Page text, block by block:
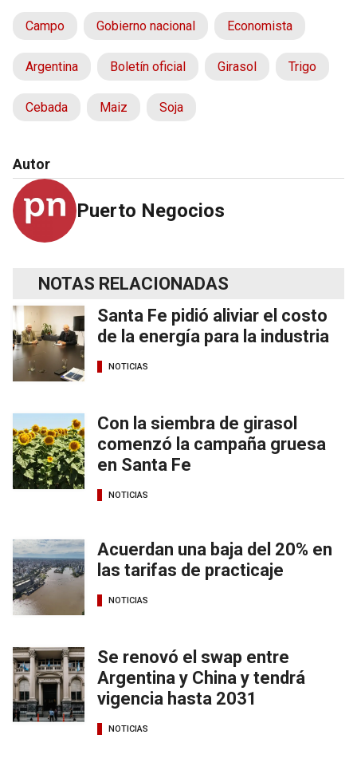
Campo Gobierno nacional Economista
Argentina Boletín oficial Girasol Trigo
Cebada Maiz Soja
Autor
Puerto Negocios
NOTAS RELACIONADAS
Santa Fe pidió aliviar el costo
de la energía para la industria
NOTICIAS
Con la siembra de girasol
comenzó la campaña gruesa
en Santa Fe
NOTICIAS
Acuerdan una baja del 20% en
las tarifas de practicaje
NOTICIAS
Se renovó el swap entre
Argentina y China y tendrá
vigencia hasta 2031
NOTICIAS